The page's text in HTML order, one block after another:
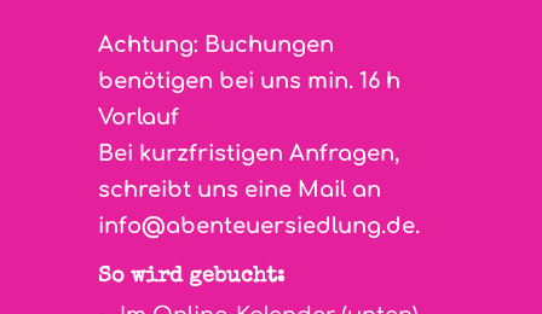
Achtung: Buchungen
benötigen bei uns min. 16 h
Vorlauf
Bei kurzfristigen Anfragen,
schreibt uns eine Mail an
info@abenteuersiedlung.de.
So wird gebucht: